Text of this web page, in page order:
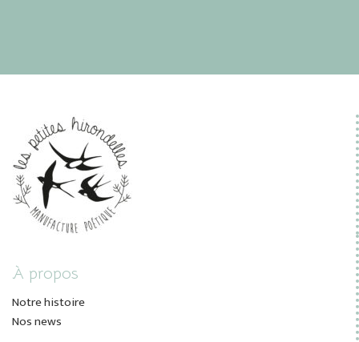
À propos
Notre histoire
Nos news